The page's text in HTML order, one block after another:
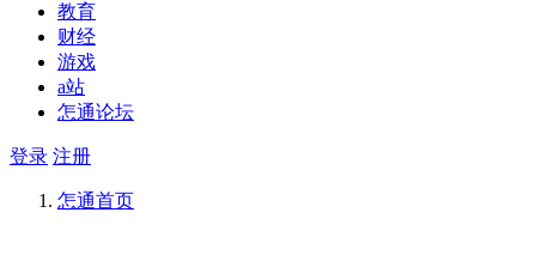
教育
财经
游戏
a站
怎通论坛
登录 注册
怎通首页